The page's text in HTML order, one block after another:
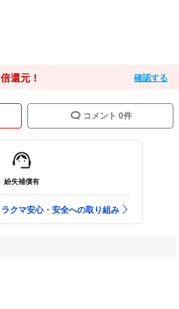
倍還元！ 確認する
コメント 0件
紛失補償有
ラクマ安心・安全への取り組み